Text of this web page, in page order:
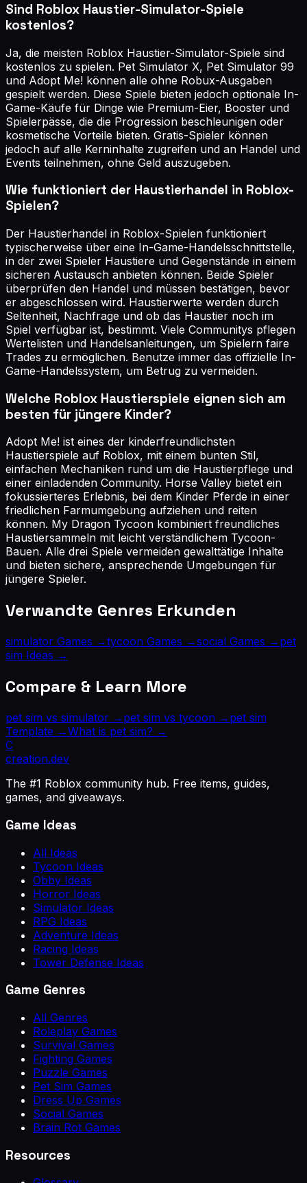
Sind Roblox Haustier-Simulator-Spiele
kostenlos?
Ja, die meisten Roblox Haustier-Simulator-Spiele sind
kostenlos zu spielen. Pet Simulator X, Pet Simulator 99
und Adopt Me! können alle ohne Robux-Ausgaben
gespielt werden. Diese Spiele bieten jedoch optionale In-
Game-Käufe für Dinge wie Premium-Eier, Booster und
Spielerpässe, die die Progression beschleunigen oder
kosmetische Vorteile bieten. Gratis-Spieler können
jedoch auf alle Kerninhalte zugreifen und an Handel und
Events teilnehmen, ohne Geld auszugeben.
Wie funktioniert der Haustierhandel in Roblox-
Spielen?
Der Haustierhandel in Roblox-Spielen funktioniert
typischerweise über eine In-Game-Handelsschnittstelle,
in der zwei Spieler Haustiere und Gegenstände in einem
sicheren Austausch anbieten können. Beide Spieler
überprüfen den Handel und müssen bestätigen, bevor
er abgeschlossen wird. Haustierwerte werden durch
Seltenheit, Nachfrage und ob das Haustier noch im
Spiel verfügbar ist, bestimmt. Viele Communitys pflegen
Wertelisten und Handelsanleitungen, um Spielern faire
Trades zu ermöglichen. Benutze immer das offizielle In-
Game-Handelssystem, um Betrug zu vermeiden.
Welche Roblox Haustierspiele eignen sich am
besten für jüngere Kinder?
Adopt Me! ist eines der kinderfreundlichsten
Haustierspiele auf Roblox, mit einem bunten Stil,
einfachen Mechaniken rund um die Haustierpflege und
einer einladenden Community. Horse Valley bietet ein
fokussierteres Erlebnis, bei dem Kinder Pferde in einer
friedlichen Farmumgebung aufziehen und reiten
können. My Dragon Tycoon kombiniert freundliches
Haustiersammeln mit leicht verständlichem Tycoon-
Bauen. Alle drei Spiele vermeiden gewalttätige Inhalte
und bieten sichere, ansprechende Umgebungen für
jüngere Spieler.
Verwandte Genres Erkunden
simulator Games →tycoon Games →social Games → pet
sim Ideas →
Compare & Learn More
pet sim vs simulator → pet sim vs tycoon → pet sim
Template →What is pet sim? →
C
creation.dev
The #1 Roblox community hub. Free items, guides,
games, and giveaways.
Game Ideas
All Ideas
Tycoon Ideas
Obby Ideas
Horror Ideas
Simulator Ideas
RPG Ideas
Adventure Ideas
Racing Ideas
Tower Defense Ideas
Game Genres
All Genres
Roleplay Games
Survival Games
Fighting Games
Puzzle Games
Pet Sim Games
Dress Up Games
Social Games
Brain Rot Games
Resources